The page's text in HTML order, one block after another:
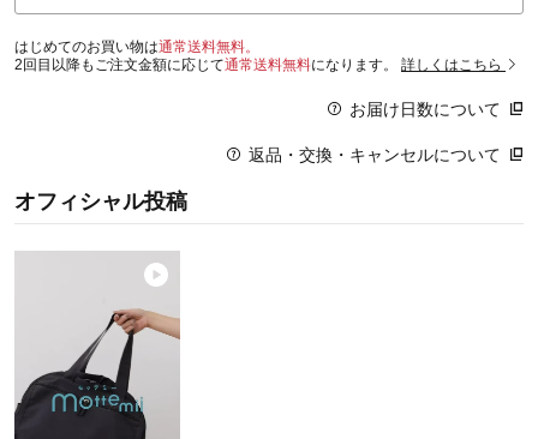
はじめてのお買い物は通常送料無料。
2回目以降もご注文金額に応じて通常送料無料になります。 詳しくはこちら
お届け日数について
返品・交換・キャンセルについて
オフィシャル投稿